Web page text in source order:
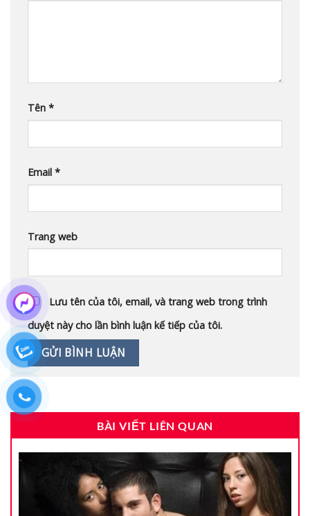
Tên *
Email *
Trang web
Lưu tên của tôi, email, và trang web trong trình
duyệt này cho lần bình luận kế tiếp của tôi.
BÀI VIẾT LIÊN QUAN